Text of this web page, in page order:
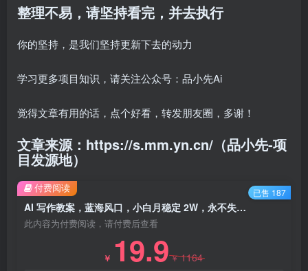
整理不易，请坚持看完，并去执行
你的坚持，是我们坚持更新下去的动力
学习更多项目知识，请关注公众号：品小先Ai
觉得文章有用的话，点个好看，转发朋友圈，多谢！
文章来源：https://s.mm.yn.cn/（品小先-项
目发源地）
AI 写作教案，蓝海风口，小白月稳定 2W，永不失业副业兼职 - 资源之家
此内容为付费阅读，请付费后查看
￥ 19.9￥1164
付费阅读 已售 187